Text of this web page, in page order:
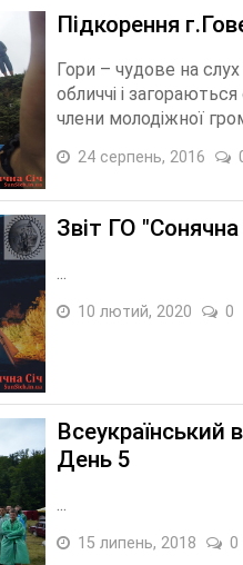
Підкорення
Гори – чудове на
обличчі і
члени молодіжної
24 серпень, 2016
Звіт ГО "Сонячна
...
10 лютий, 2020 0
Всеукраїнський
День 5
...
15 липень, 2018 0